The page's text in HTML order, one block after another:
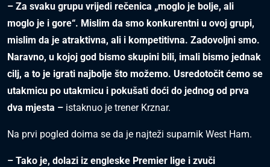
– Za svaku grupu vrijedi rečenica „moglo je bolje, ali
moglo je i gore“. Mislim da smo konkurentni u ovoj grupi,
mislim da je atraktivna, ali i kompetitivna. Zadovoljni smo.
Naravno, u kojoj god bismo skupini bili, imali bismo jednak
cilj, a to je igrati najbolje što možemo. Usredotočit ćemo se
utakmicu po utakmicu i pokušati doći do jednog od prva
dva mjesta – istaknuo je trener Krznar.
Na prvi pogled doima se da je najteži suparnik West Ham.
– Tako je, dolazi iz engleske Premier lige i zvuči